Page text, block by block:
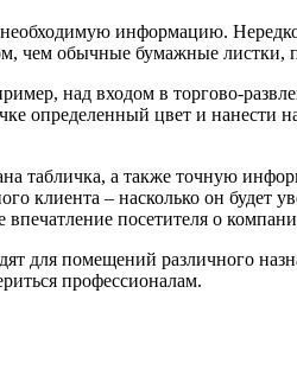
информацию.
чем обычные бумажные листки,
над входом в торгово-
определенный цвет и нанести
табличка, а также точную
клиента – насколько он будет
посетителя о
для помещений различного
профессионалам.